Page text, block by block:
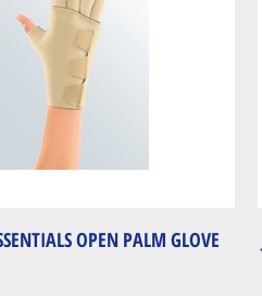
OPEN PALM GLOVE